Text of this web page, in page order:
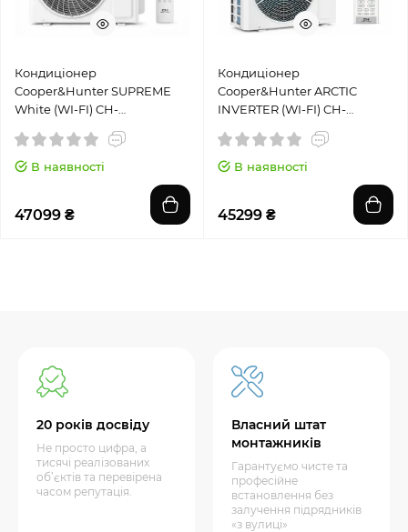
Кондиціонер
Cooper&Hunter SUPREME
White (WI-FI) CH-
В наявності
47099 ₴
Кондиціонер
Cooper&Hunter ARCTIC
INVERTER (WI-FI) CH-
В наявності
45299 ₴
20 років досвіду
Не просто цифра, а
тисячі реалізованих
об’єктів та перевірена
часом репутація.
Власний штат
монтажників
Гарантуємо чисте та
професійне
встановлення без
залучення підрядників
«з вулиці»